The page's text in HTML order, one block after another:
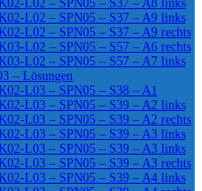
L02 – SPN05 – S37 – A8 links
L02 – SPN05 – S37 – A9 links
L02 – SPN05 – S37 – A9 rechts
L02 – SPN05 – S57 – A6 rechts
L02 – SPN05 – S57 – A7 links
– Lösungen
L03 – SPN05 – S38 – A1
L03 – SPN05 – S39 – A2 links
L03 – SPN05 – S39 – A2 rechts
L03 – SPN05 – S39 – A3 links
L03 – SPN05 – S39 – A3 links
L03 – SPN05 – S39 – A3 rechts
L03 – SPN05 – S39 – A4 links